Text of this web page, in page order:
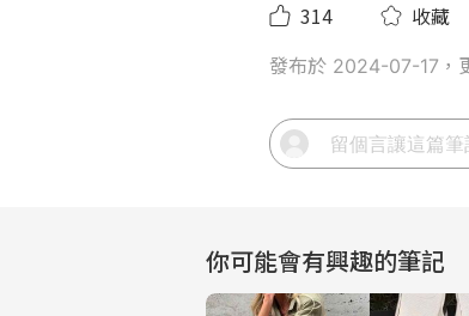
314 收藏
發布於 2024-07-17，
你可能會有興趣的筆記